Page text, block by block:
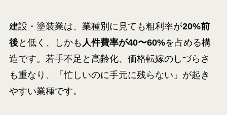
建設・塗装業は、業種別に見ても粗利率が20%前
後と低く、しかも 人件費率が40〜60%を占める構
造です。若手不足と高齢化、価格転嫁のしづらさ
も重なり、「忙しいのに手元に残らない」が起き
やすい業種です。